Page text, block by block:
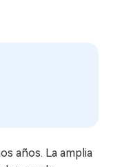
años. La amplia